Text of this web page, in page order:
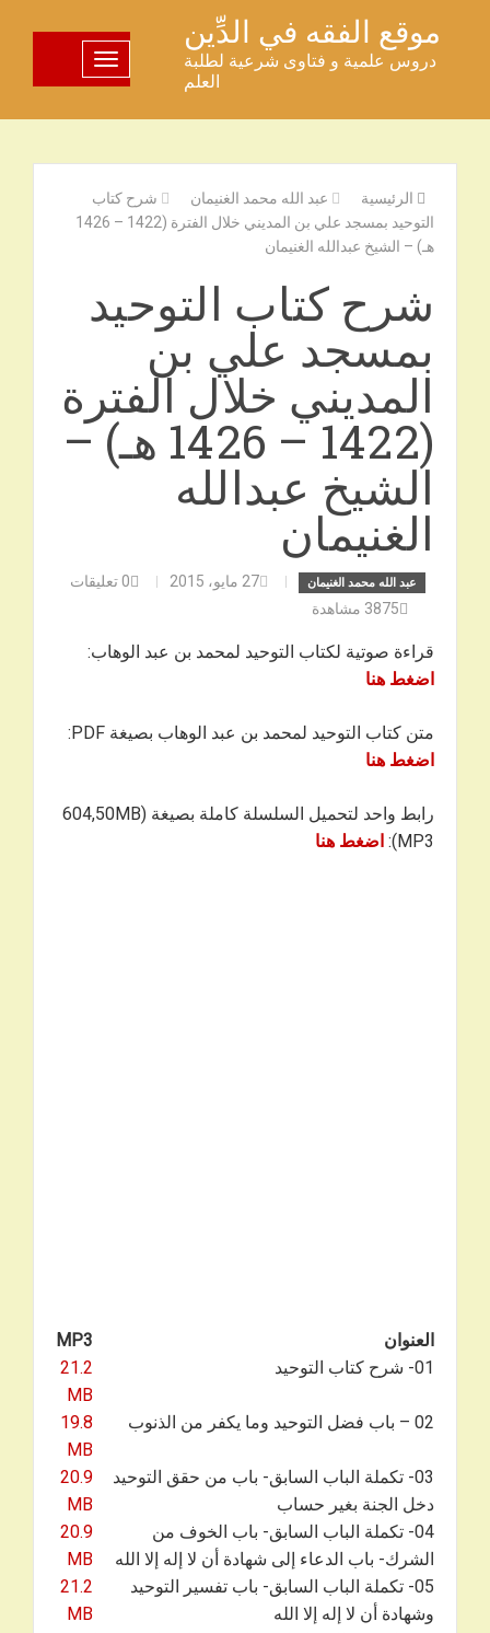
المحتوى
موقع الفقه في الدِّين
دروس علمية و فتاوى شرعية لطلبة
العلم
تبديل اللوحة
الرئيسية عبد الله محمد الغنيمان
شرح كتاب
التوحيد بمسجد علي بن المديني خلال الفترة (1422 – 1426
هـ) – الشيخ عبدالله الغنيمان
شرح كتاب التوحيد
بمسجد علي بن
المديني خلال الفترة
(1422 – 1426 هـ) –
الشيخ عبدالله
الغنيمان
عبد الله محمد الغنيمان 27 مايو، 2015 0تعليقات
3875 مشاهدة
قراءة صوتية لكتاب التوحيد لمحمد بن عبد الوهاب:
اضغط هنا
متن كتاب التوحيد لمحمد بن عبد الوهاب بصيغة PDF:
اضغط هنا
رابط واحد لتحميل السلسلة كاملة بصيغة 604,50MB)
MP3):
اضغط هنا
العنوان
MP3
01- شرح كتاب التوحيد
21.2
MB
02 – باب فضل التوحيد وما يكفر من الذنوب
19.8
MB
03- تكملة الباب السابق- باب من حقق التوحيد
دخل الجنة بغير حساب
20.9
MB
04- تكملة الباب السابق- باب الخوف من
الشرك- باب الدعاء إلى شهادة أن لا إله إلا الله
20.9
MB
05- تكملة الباب السابق- باب تفسير التوحيد
وشهادة أن لا إله إلا الله
21.2
MB